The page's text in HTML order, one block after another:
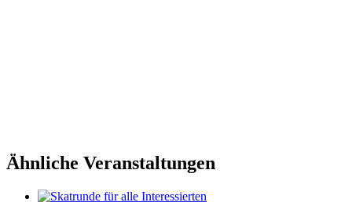
Ähnliche Veranstaltungen